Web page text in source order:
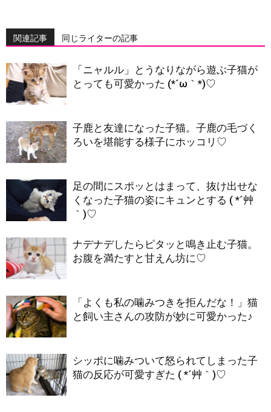
関連記事 同じライターの記事
「ニャルル」とうなりながら遊ぶ子猫が
とっても可愛かった (*´ω｀*)♡
子鹿と友達になった子猫。子鹿の毛づく
ろいを堪能する様子にホッコリ♡
足の間にスポッとはまって、抜け出せな
くなった子猫の姿にキュンとする ( *´艸
｀)♡
ナデナデしたらピタッと鳴き止む子猫。
お腹を満たすと甘えん坊に♡
「よくも私の噛みつきを拒んだな！」猫
と飼い主さんの攻防が妙に可愛かった♪
シッポに噛みついて怒られてしまった子
猫の反応が可愛すぎた ( *´艸｀)♡